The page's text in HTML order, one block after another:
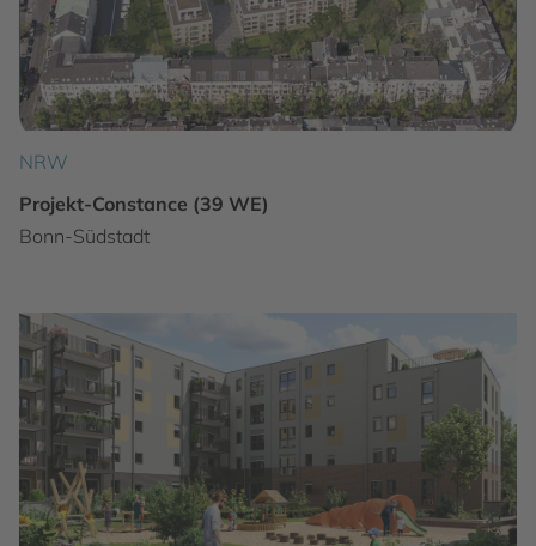
NRW
Projekt-Constance (39 WE)
Bonn-Südstadt